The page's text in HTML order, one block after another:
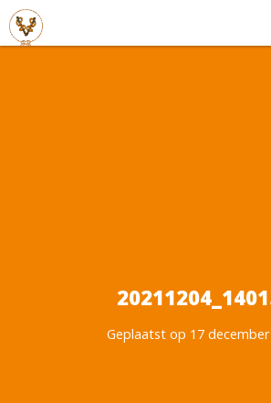
Geplaatst op 17 december